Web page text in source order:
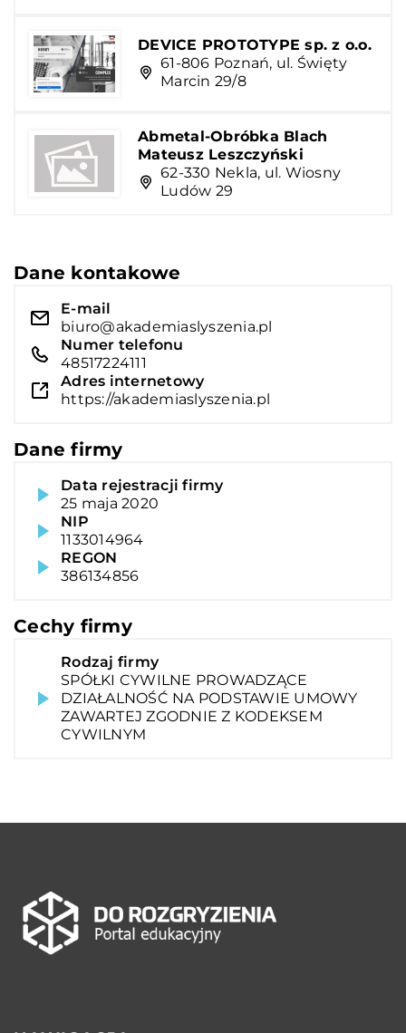
DEVICE PROTOTYPE sp. z o.o.
61-806 Poznań, ul. Święty
Marcin 29/8
Abmetal-Obróbka Blach
Mateusz Leszczyński
62-330 Nekla, ul. Wiosny
Ludów 29
Dane kontakowe
E-mail
biuro@akademiaslyszenia.pl
Numer telefonu
48517224111
Adres internetowy
https://akademiaslyszenia.pl
Dane firmy
Data rejestracji firmy
25 maja 2020
NIP
1133014964
REGON
386134856
Cechy firmy
Rodzaj firmy
SPÓŁKI CYWILNE PROWADZĄCE
DZIAŁALNOŚĆ NA PODSTAWIE UMOWY
ZAWARTEJ ZGODNIE Z KODEKSEM
CYWILNYM